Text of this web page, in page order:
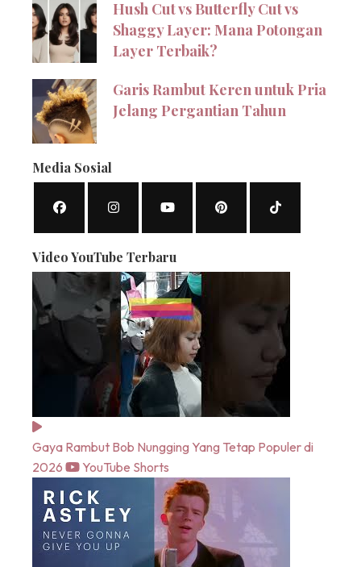
Hush Cut vs Butterfly Cut vs
Shaggy Layer: Mana Potongan
Layer Terbaik?
Garis Rambut Keren untuk Pria
Jelang Pergantian Tahun
Media Sosial
Video YouTube Terbaru
Gaya Rambut Bob Nungging Yang Tetap Populer di
2026
YouTube Shorts